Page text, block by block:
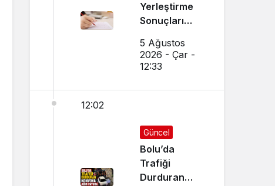
Yerleştirme
Sonuçları
Sonuçlar
Nereden
Nakil
5 Ağustos
2026 - Çar -
12:33
12:02
Güncel
Bolu’da
Trafiği
Durduran